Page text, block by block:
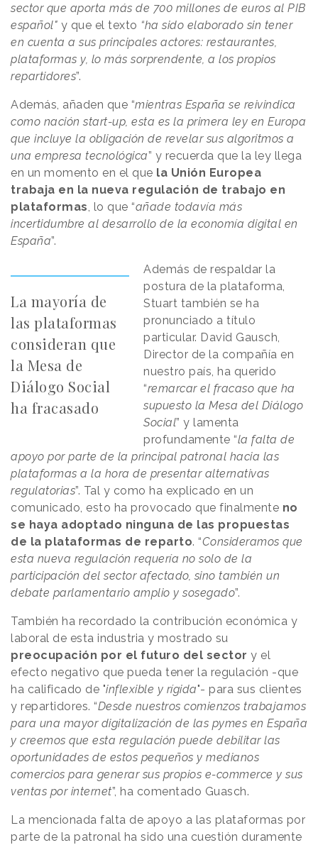
sector que aporta más de 700 millones de euros al PIB
español" y que el texto “ha sido elaborado sin tener
en cuenta a sus principales actores: restaurantes,
plataformas y, lo más sorprendente, a los propios
repartidores”.
Además, añaden que “mientras España se reivindica
como nación start-up, esta es la primera ley en Europa
que incluye la obligación de revelar sus algoritmos a
una empresa tecnológica” y recuerda que la ley llega
en un momento en el que la Unión Europea
trabaja en la nueva regulación de trabajo en
plataformas, lo que “añade todavía más
incertidumbre al desarrollo de la economía digital en
España”.
La mayoría de
las plataformas
consideran que
la Mesa de
Diálogo Social
ha fracasado
Además de respaldar la
postura de la plataforma,
Stuart también se ha
pronunciado a título
particular. David Gausch,
Director de la compañía en
nuestro país, ha querido
“remarcar el fracaso que ha
supuesto la Mesa del Diálogo
Social” y lamenta
profundamente “la falta de
apoyo por parte de la principal patronal hacia las
plataformas a la hora de presentar alternativas
regulatorias”. Tal y como ha explicado en un
comunicado, esto ha provocado que finalmente no
se haya adoptado ninguna de las propuestas
de la plataformas de reparto. “Consideramos que
esta nueva regulación requería no solo de la
participación del sector afectado, sino también un
debate parlamentario amplio y sosegado”.
También ha recordado la contribución económica y
laboral de esta industria y mostrado su
preocupación por el futuro del sector y el
efecto negativo que pueda tener la regulación -que
ha calificado de "inflexible y rígida"- para sus clientes
y repartidores. “Desde nuestros comienzos trabajamos
para una mayor digitalización de las pymes en España
y creemos que esta regulación puede debilitar las
oportunidades de estos pequeños y medianos
comercios para generar sus propios e-commerce y sus
ventas por internet”, ha comentado Guasch.
La mencionada falta de apoyo a las plataformas por
parte de la patronal ha sido una cuestión duramente